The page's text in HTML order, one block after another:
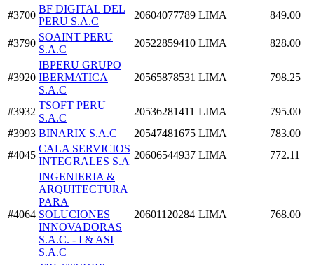
#3700
BF DIGITAL DEL
PERU S.A.C
20604077789 LIMA 849.00
#3790
SOAINT PERU
S.A.C
20522859410 LIMA 828.00
#3920
IBPERU GRUPO
IBERMATICA
S.A.C
20565878531 LIMA 798.25
#3932
TSOFT PERU
S.A.C
20536281411 LIMA
795.00
#3993 BINARIX S.A.C 20547481675 LIMA
783.00
#4045
CALA SERVICIOS
INTEGRALES S.A
20606544937 LIMA 772.11
#4064
INGENIERIA &
ARQUITECTURA
PARA
SOLUCIONES
INNOVADORAS
S.A.C. - I & ASI
S.A.C
20601120284 LIMA 768.00